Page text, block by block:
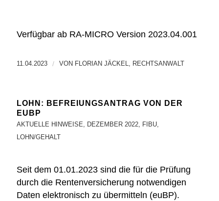
Verfügbar ab RA-MICRO Version 2023.04.001
11.04.2023 / VON FLORIAN JÄCKEL, RECHTSANWALT
LOHN: BEFREIUNGSANTRAG VON DER
EUBP
AKTUELLE HINWEISE DEZEMBER 2022, FIBU,
LOHN/GEHALT
Seit dem 01.01.2023 sind die für die Prüfung
durch die Rentenversicherung notwendigen
Daten elektronisch zu übermitteln (euBP).